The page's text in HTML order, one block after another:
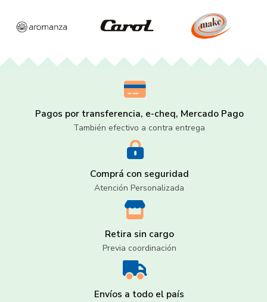
Pagos por transferencia, e-cheq, Mercado Pago
También efectivo a contra entrega
Comprá con seguridad
Atención Personalizada
Retira sin cargo
Previa coordinación
Envíos a todo el país